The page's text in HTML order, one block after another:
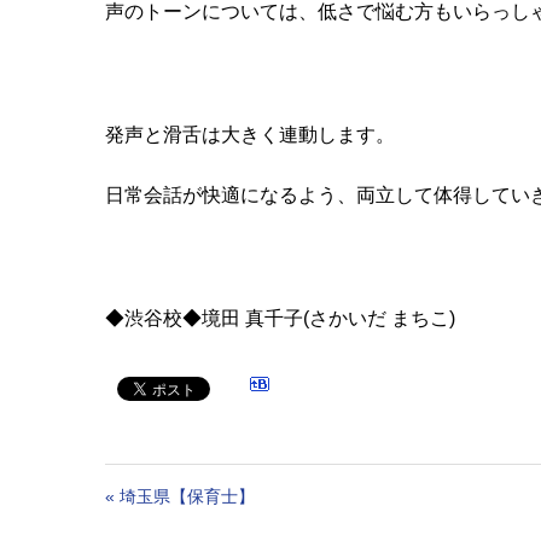
声のトーンについては、低さで悩む方もいらっ
発声と滑舌は大きく連動します。
日常会話が快適になるよう、両立して体得してい
◆渋谷校◆境田 真千子(さかいだ まちこ)
« 埼玉県【保育士】